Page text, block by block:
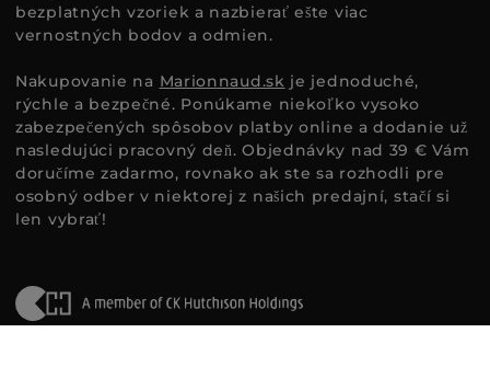
bezplatných vzoriek a nazbierať ešte viac
vernostných bodov a odmien.
Nakupovanie na Marionnaud.sk je jednoduché,
rýchle a bezpečné. Ponúkame niekoľko vysoko
zabezpečených spôsobov platby online a dodanie už
nasledujúci pracovný deň. Objednávky nad 39 € Vám
doručíme zadarmo, rovnako ak ste sa rozhodli pre
osobný odber v niektorej z našich predajní, stačí si
len vybrať!